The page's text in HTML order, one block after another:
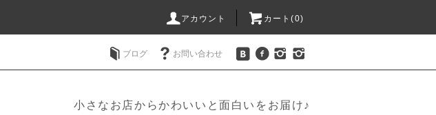
アカウント カート(0)
ブログ お問い合わせ
小さなお店からかわいいと面白いをお届け♪